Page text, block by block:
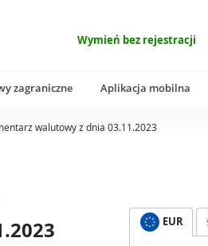
Wymień bez rejestracji
zagraniczne Aplikacja mobilna
walutowy z dnia 03.11.2023
EUR